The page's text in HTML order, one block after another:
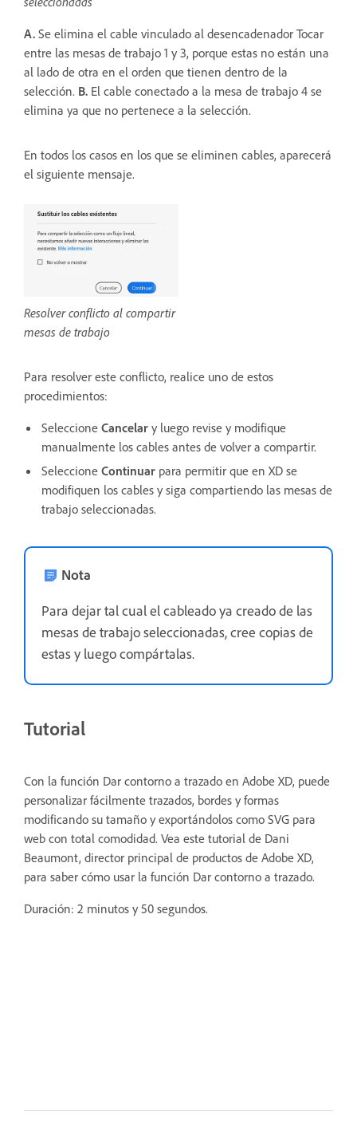
A. Se elimina el cable vinculado al desencadenador Tocar
entre las mesas de trabajo 1 y 3, porque estas no están una
al lado de otra en el orden que tienen dentro de la
selección. B. El cable conectado a la mesa de trabajo 4 se
elimina ya que no pertenece a la selección.
En todos los casos en los que se eliminen cables, aparecerá
el siguiente mensaje.
Resolver conflicto al compartir
mesas de trabajo
Para resolver este conflicto, realice uno de estos
procedimientos:
Seleccione Cancelar y luego revise y modifique
manualmente los cables antes de volver a compartir.
Seleccione Continuar para permitir que en XD se
modifiquen los cables y siga compartiendo las mesas de
trabajo seleccionadas.
Nota
Para dejar tal cual el cableado ya creado de las
mesas de trabajo seleccionadas, cree copias de
estas y luego compártalas.
Tutorial
Con la función Dar contorno a trazado en Adobe XD, puede
personalizar fácilmente trazados, bordes y formas
modificando su tamaño y exportándolos como SVG para
web con total comodidad. Vea este tutorial de Dani
Beaumont, director principal de productos de Adobe XD,
para saber cómo usar la función Dar contorno a trazado.
Duración: 2 minutos y 50 segundos.